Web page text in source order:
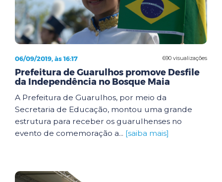
690 visualizações
06/09/2019, às 16:17
Prefeitura de Guarulhos promove Desfile
da Independência no Bosque Maia
A Prefeitura de Guarulhos, por meio da
Secretaria de Educação, montou uma grande
estrutura para receber os guarulhenses no
evento de comemoração a... [saiba mais]